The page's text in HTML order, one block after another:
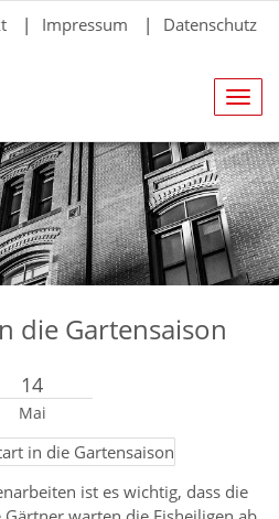
| Impressum | Datenschutz
die Gartensaison
14
Mai
ist es wichtig, dass die